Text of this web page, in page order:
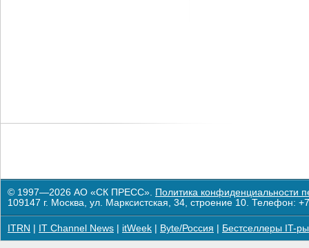
© 1997—2026 АО «СК ПРЕСС». Политика конфиденциальности
109147 г. Москва, ул. Марксистская, 34, строение 10. Телефон:
ITRN IT Channel News itWeek Byte/Россия Бестселлеры IT-